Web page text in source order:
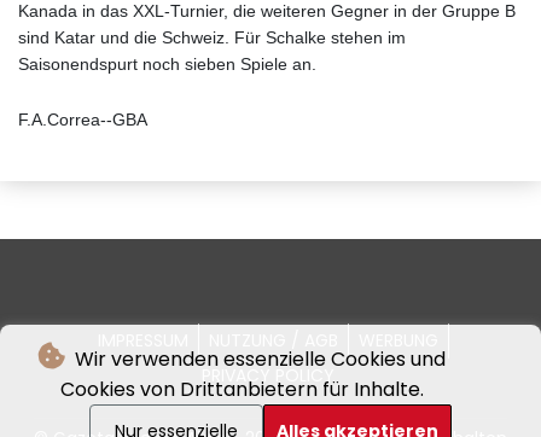
Wir verwenden essenzielle Cookies und
Cookies von Drittanbietern für Inhalte.
Nur essenzielle Alles akzeptieren
Kanada in das XXL-Turnier, die weiteren Gegner in der Gruppe B
sind Katar und die Schweiz. Für Schalke stehen im
Saisonendspurt noch sieben Spiele an.
F.A.Correa--GBA
PRIVACY POLICY